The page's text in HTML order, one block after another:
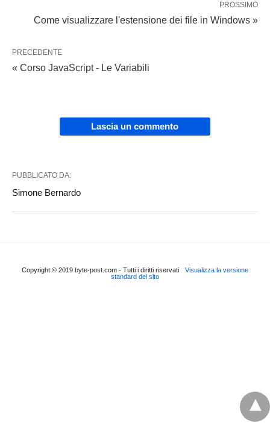
PROSSIMO
Come visualizzare l'estensione dei file in Windows »
PRECEDENTE
« Corso JavaScript - Le Variabili
Lascia un commento
PUBBLICATO DA:
Simone Bernardo
Copyright © 2019 byte-post.com - Tutti i diritti riservati
Visualizza la versione
standard del sito